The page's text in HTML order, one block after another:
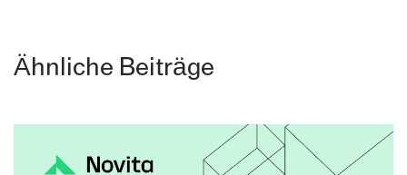
Ähnliche Beiträge